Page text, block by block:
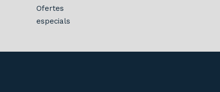
Ofertes
especials